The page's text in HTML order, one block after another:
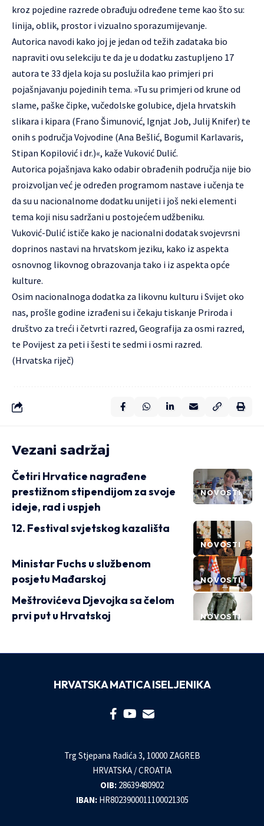
kroz pojedine razrede obrađuju određene teme kao što su:
linija, oblik, prostor i vizualno sporazumijevanje.
Autorica navodi kako joj je jedan od težih zadataka bio
napraviti ovu selekciju te da je u dodatku zastupljeno 17
autora te 33 djela koja su poslužila kao primjeri pri
pojašnjavanju pojedinih tema. »Tu su primjeri od krune od
slame, paške čipke, vučedolske golubice, djela hrvatskih
slikara i kipara (Frano Šimunović, Ignjat Job, Julij Knifer) te
onih s područja Vojvodine (Ana Bešlić, Bogumil Karlavaris,
Stipan Kopilović i dr.)«, kaže Vuković Dulić.
Autorica pojašnjava kako odabir obrađenih područja nije bio
proizvoljan već je određen programom nastave i učenja te
da su u nacionalnome dodatku unijeti i još neki elementi
tema koji nisu sadržani u postojećem udžbeniku.
Vuković-Dulić ističe kako je nacionalni dodatak svojevrsni
doprinos nastavi na hrvatskom jeziku, kako iz aspekta
osnovnog likovnog obrazovanja tako i iz aspekta opće
kulture.
Osim nacionalnoga dodatka za likovnu kulturu i Svijet oko
nas, prošle godine izrađeni su i čekaju tiskanje Priroda i
društvo za treći i četvrti razred, Geografija za osmi razred,
te Povijest za peti i šesti te sedmi i osmi razred.
(Hrvatska riječ)
Vezani sadržaj
NOVOSTI
Četiri Hrvatice nagrađene
prestižnom stipendijom za svoje
ideje, rad i uspjeh
NOVOSTI
12. Festival svjetskog kazališta
NOVOSTI
Ministar Fuchs u službenom
posjetu Mađarskoj
NOVOSTI
Meštrovićeva Djevojka sa čelom
prvi put u Hrvatskoj
HRVATSKA MATICA ISELJENIKA
Trg Stjepana Radića 3, 10000 ZAGREB
HRVATSKA / CROATIA
OIB: 28639480902
IBAN: HR8023900011100021305